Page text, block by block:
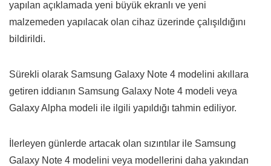
yapılan açıklamada yeni büyük ekranlı ve yeni
malzemeden yapılacak olan cihaz üzerinde çalışıldığını
bildirildi.
Sürekli olarak Samsung Galaxy Note 4 modelini akıllara
getiren iddianın Samsung Galaxy Note 4 modeli veya
Galaxy Alpha modeli ile ilgili yapıldığı tahmin ediliyor.
İlerleyen günlerde artacak olan sızıntılar ile Samsung
Galaxy Note 4 modelini veya modellerini daha yakından